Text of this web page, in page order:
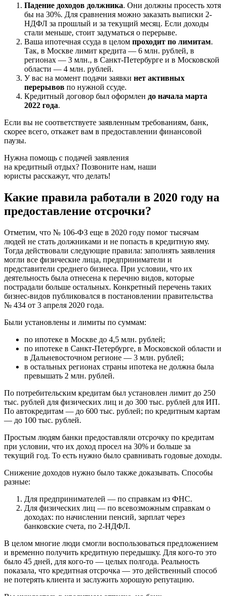
Падение доходов должника. Они должны просесть хотя
бы на 30%. Для сравнения можно заказать выписки 2-
НДФЛ за прошлый и за текущий месяц. Если доходы
стали меньше, стоит задуматься о перерыве.
Ваша ипотечная ссуда в целом проходит по лимитам.
Так, в Москве лимит кредита — 6 млн. рублей, в
регионах — 3 млн., в Санкт-Петербурге и в Московской
области — 4 млн. рублей.
У вас на момент подачи заявки нет активных
перерывов по нужной ссуде.
Кредитный договор был оформлен до начала марта
2022 года.
Если вы не соответствуете заявленным требованиям, банк,
скорее всего, откажет вам в предоставлении финансовой
паузы.
Нужна помощь с подачей заявления
на кредитный отдых? Позвоните нам, наши
юристы расскажут, что делать!
Какие правила работали в 2020 году на
предоставление отсрочки?
Отметим, что № 106-ФЗ еще в 2020 году помог тысячам
людей не стать должниками и не попасть в кредитную яму.
Тогда действовали следующие правила: заполнять заявления
могли все физические лица, предприниматели и
представители среднего бизнеса. При условии, что их
деятельность была отнесена к перечню видов, которые
пострадали больше остальных. Конкретный перечень таких
бизнес-видов публиковался в постановлении правительства
№ 434 от 3 апреля 2020 года.
Были установлены и лимиты по суммам:
по ипотеке в Москве до 4,5 млн. рублей;
по ипотеке в Санкт-Петербурге, в Московской области и
в Дальневосточном регионе — 3 млн. рублей;
в остальных регионах страны ипотека не должна была
превышать 2 млн. рублей.
По потребительским кредитам был установлен лимит до 250
тыс. рублей для физических лиц и до 300 тыс. рублей для ИП.
По автокредитам — до 600 тыс. рублей; по кредитным картам
— до 100 тыс. рублей.
Простым людям банки предоставляли отсрочку по кредитам
при условии, что их доход просел на 30% и больше за
текущий год. То есть нужно было сравнивать годовые доходы.
Снижение доходов нужно было также доказывать. Способы
разные:
Для предпринимателей — по справкам из ФНС.
Для физических лиц — по всевозможным справкам о
доходах: по начислении пенсий, зарплат через
банковские счета, по 2-НДФЛ.
В целом многие люди смогли воспользоваться предложением
и временно получить кредитную передышку. Для кого-то это
было 45 дней, для кого-то — целых полгода. Реальность
показала, что кредитная отсрочка — это действенный способ
не потерять клиента и заслужить хорошую репутацию.